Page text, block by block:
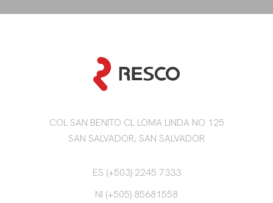
COL SAN BENITO CL LOMA LINDA NO 125
SAN SALVADOR, SAN SALVADOR
ES (+503) 2245 7333
NI (+505) 85681558